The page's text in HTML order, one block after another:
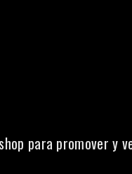
para promover y